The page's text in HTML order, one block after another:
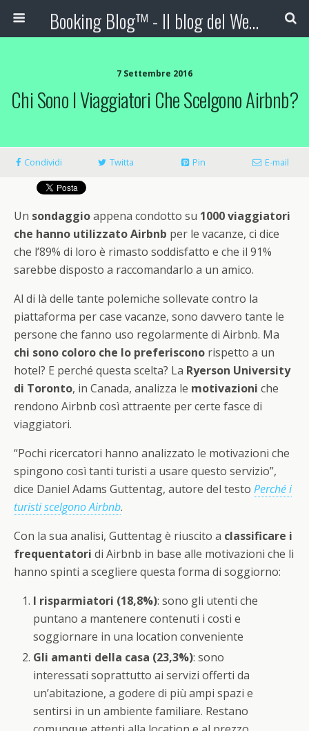
Booking Blog™ - Il blog del Web Marketing Turistico
7 Settembre 2016
Chi Sono I Viaggiatori Che Scelgono Airbnb?
Condividi Twitta Pin E-mail
Un sondaggioappena condotto su 1000 viaggiatori
che hanno utilizzato Airbnb per le vacanze, ci dice
che l’89% di loro è rimasto soddisfatto e che il 91%
sarebbe disposto a raccomandarlo a un amico.
Al di là delle tante polemiche sollevate contro la
piattaforma per case vacanze, sono davvero tante le
persone che fanno uso regolarmente di Airbnb. Ma
chi sono coloro che lo preferiscono rispetto a un
hotel? E perché questa scelta? La Ryerson University
di Toronto, in Canada, analizza le motivazioni che
rendono Airbnb così attraente per certe fasce di
viaggiatori.
“Pochi ricercatori hanno analizzato le motivazioni che
spingono così tanti turisti a usare questo servizio”,
dice Daniel Adams Guttentag, autore del testo Perché i
turisti scelgono Airbnb.
Con la sua analisi, Guttentag è riuscito a classificare i
frequentatori di Airbnb in base alle motivazioni che li
hanno spinti a scegliere questa forma di soggiorno:
I risparmiatori (18,8%): sono gli utenti che
puntano a mantenere contenuti i costi e
soggiornare in una location conveniente
Gli amanti della casa (23,3%): sono
interessati soprattutto ai servizi offerti da
un’abitazione, a godere di più ampi spazi e
sentirsi in un ambiente familiare. Restano